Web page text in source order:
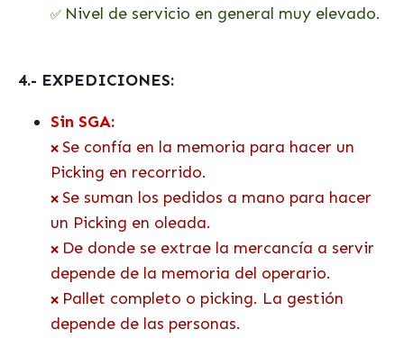
✅ Nivel de servicio en general muy elevado.
4.- EXPEDICIONES:
Sin SGA:
❌ Se confía en la memoria para hacer un
Picking en recorrido.
❌ Se suman los pedidos a mano para hacer
un Picking en oleada.
❌ De donde se extrae la mercancía a servir
depende de la memoria del operario.
❌ Pallet completo o picking. La gestión
depende de las personas.